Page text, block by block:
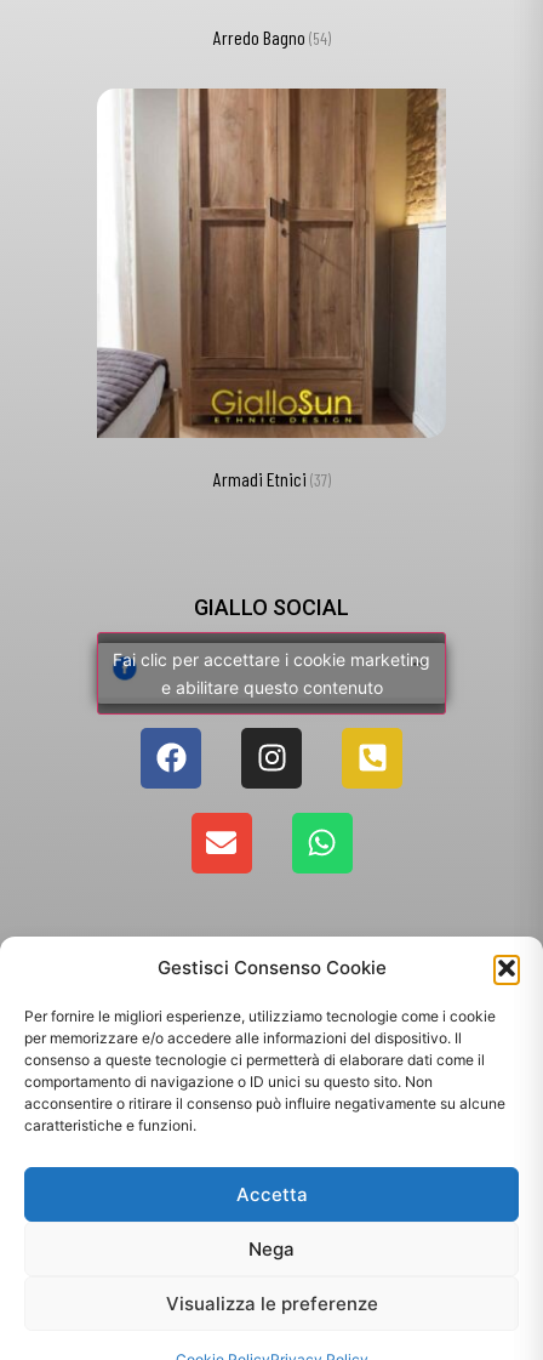
Gestisci Consenso Cookie
Per fornire le migliori esperienze, utilizziamo tecnologie come i cookie
per memorizzare e/o accedere alle informazioni del dispositivo. Il
consenso a queste tecnologie ci permetterà di elaborare dati come il
comportamento di navigazione o ID unici su questo sito. Non
acconsentire o ritirare il consenso può influire negativamente su alcune
caratteristiche e funzioni.
Accetta
Nega
Visualizza le preferenze
Arredo Bagno (54)
Armadi Etnici (37)
GIALLO SOCIAL
Fai clic per accettare i cookie marketing
e abilitare questo contenuto
Copyright 2025 - Giallo Sun sas di Sandonà Alessandro & C. | Via Roma 106,
35010 Massanzago PD | P.Iva: 03885160287
Sito web realizzato daOrezero Digital Agency
[matomo_opt_out]